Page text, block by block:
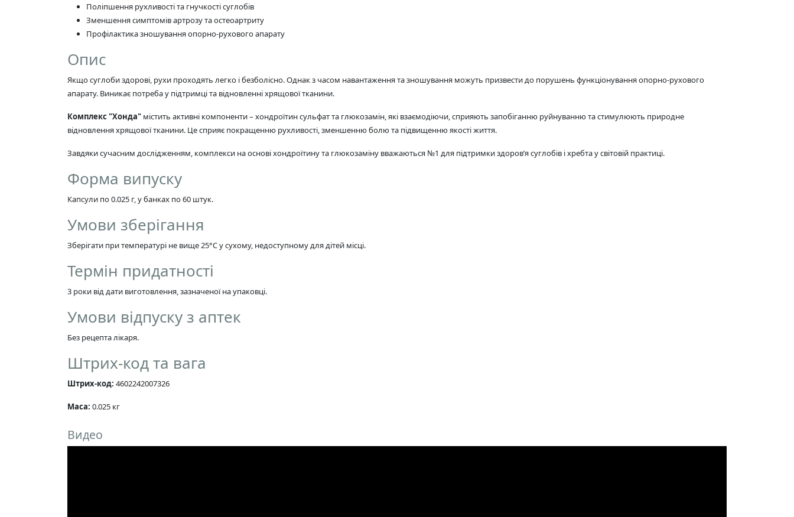
Поліпшення рухливості та гнучкості суглобів
Зменшення симптомів артрозу та остеоартриту
Профілактика зношування опорно-рухового апарату
Опис
Якщо суглоби здорові, рухи проходять легко і безболісно. Однак з часом навантаження та зношування можуть призвести до порушень функціонування опорно-рухового
апарату. Виникає потреба у підтримці та відновленні хрящової тканини.
Комплекс "Хонда" містить активні компоненти – хондроїтин сульфат та глюкозамін, які взаємодіючи, сприяють запобіганню руйнуванню та стимулюють природне
відновлення хрящової тканини. Це сприяє покращенню рухливості, зменшенню болю та підвищенню якості життя.
Завдяки сучасним дослідженням, комплекси на основі хондроїтину та глюкозаміну вважаються №1 для підтримки здоров’я суглобів і хребта у світовій практиці.
Форма випуску
Капсули по 0.025 г, у банках по 60 штук.
Умови зберігання
Зберігати при температурі не вище 25°C у сухому, недоступному для дітей місці.
Термін придатності
3 роки від дати виготовлення, зазначеної на упаковці.
Умови відпуску з аптек
Без рецепта лікаря.
Штрих-код та вага
Штрих-код: 4602242007326
Маса: 0.025 кг
Видео